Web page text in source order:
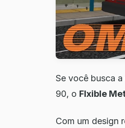
Se você busca
90, o Flxible
Com um design